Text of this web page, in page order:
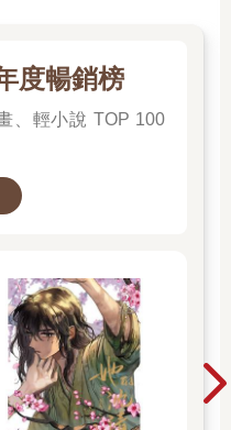
度暢銷榜
、輕小說 TOP 100